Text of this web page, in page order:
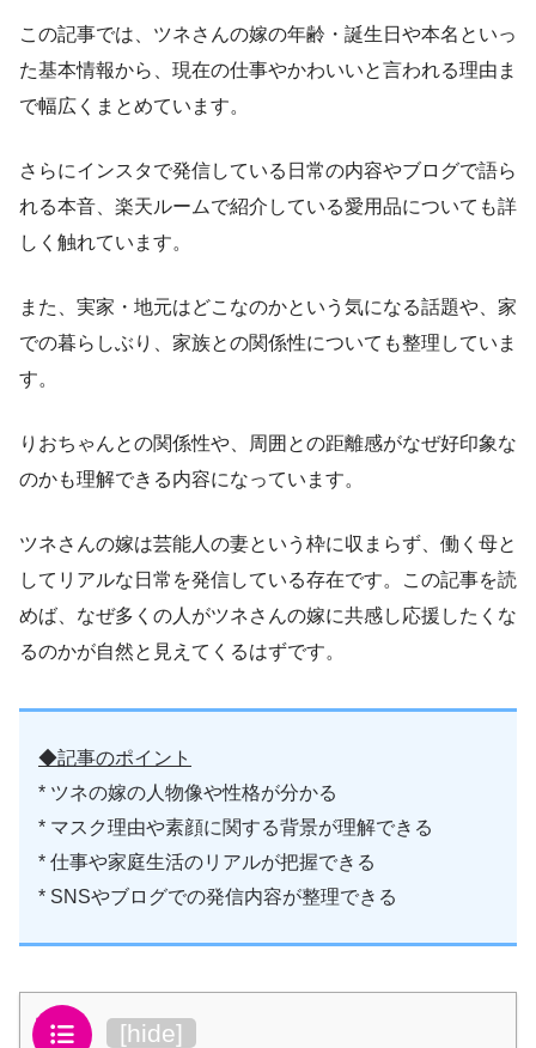
この記事では、ツネさんの嫁の年齢・誕生日や本名といっ
た基本情報から、現在の仕事やかわいいと言われる理由ま
で幅広くまとめています。
さらにインスタで発信している日常の内容やブログで語ら
れる本音、楽天ルームで紹介している愛用品についても詳
しく触れています。
また、実家・地元はどこなのかという気になる話題や、家
での暮らしぶり、家族との関係性についても整理していま
す。
りおちゃんとの関係性や、周囲との距離感がなぜ好印象な
のかも理解できる内容になっています。
ツネさんの嫁は芸能人の妻という枠に収まらず、働く母と
してリアルな日常を発信している存在です。この記事を読
めば、なぜ多くの人がツネさんの嫁に共感し応援したくな
るのかが自然と見えてくるはずです。
◆記事のポイント
* ツネの嫁の人物像や性格が分かる
* マスク理由や素顔に関する背景が理解できる
* 仕事や家庭生活のリアルが把握できる
* SNSやブログでの発信内容が整理できる
目次 [hide]